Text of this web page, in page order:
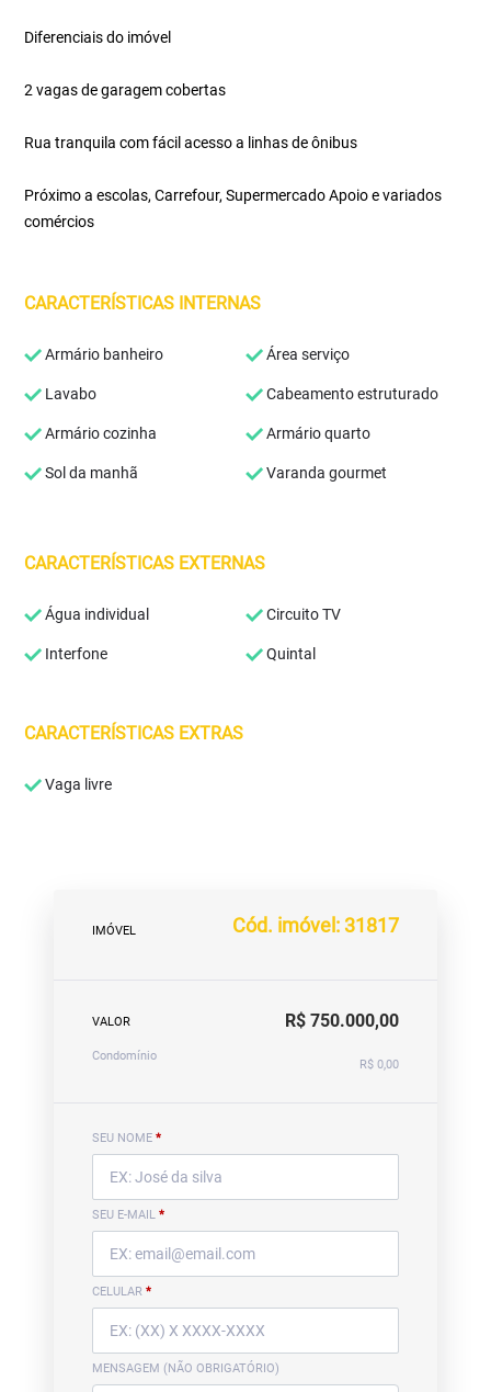
Diferenciais do imóvel
2 vagas de garagem cobertas
Rua tranquila com fácil acesso a linhas de ônibus
Próximo a escolas, Carrefour, Supermercado Apoio e variados
comércios
CARACTERÍSTICAS INTERNAS
Armário banheiro Área serviço
Lavabo Cabeamento estruturado
Armário cozinha Armário quarto
Sol da manhã Varanda gourmet
CARACTERÍSTICAS EXTERNAS
Água individual Circuito TV
Interfone Quintal
CARACTERÍSTICAS EXTRAS
Vaga livre
IMÓVEL Cód. imóvel: 31817
VALOR R$ 750.000,00
Condomínio
R$ 0,00
SEU NOME *
SEU E-MAIL *
CELULAR *
MENSAGEM (NÃO OBRIGATÓRIO)